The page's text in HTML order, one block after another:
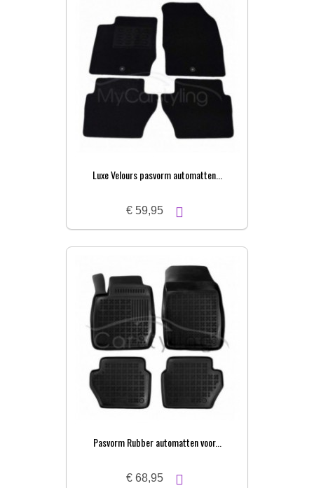
Luxe Velours pasvorm automatten...
€ 59,95
Pasvorm Rubber automatten voor...
€ 68,95